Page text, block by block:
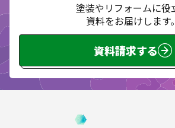
塗装やリフォームに役
資料をお届けします。
資料請求する